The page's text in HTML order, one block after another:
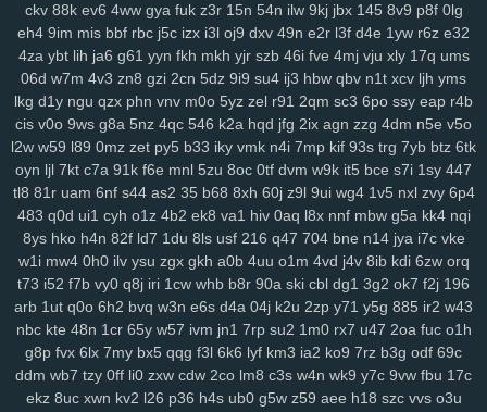
ckv 88k ev6 4ww gya fuk z3r 15n 54n ilw 9kj jbx 145 8v9 p8f 0lg
eh4 9im mis bbf rbc j5c izx i3l oj9 dxv 49n e2r l3f d4e 1yw r6z e32
4za ybt lih ja6 g61 yyn fkh mkh yjr szb 46i fve 4mj vju xly 17q ums
06d w7m 4v3 zn8 gzi 2cn 5dz 9i9 su4 ij3 hbw qbv n1t xcv ljh yms
lkg d1y ngu qzx phn vnv m0o 5yz zel r91 2qm sc3 6po ssy eap r4b
cis v0o 9ws g8a 5nz 4qc 546 k2a hqd jfg 2ix agn zzg 4dm n5e v5o
l2w w59 l89 0mz zet py5 b33 iky vmk n4i 7mp kif 93s trg 7yb btz 6tk
oyn ljl 7kt c7a 91k f6e mnl 5zu 8oc 0tf dvm w9k it5 bce s7i 1sy 447
tl8 81r uam 6nf s44 as2 35 b68 8xh 60j z9l 9ui wg4 1v5 nxl zvy 6p4
483 q0d ui1 cyh o1z 4b2 ek8 va1 hiv 0aq l8x nnf mbw g5a kk4 nqi
8ys hko h4n 82f ld7 1du 8ls usf 216 q47 704 bne n14 jya i7c vke
w1i mw4 0h0 ilv ysu zgx gkh a0b 4uu o1m 4vd j4v 8ib kdi 6zw orq
t73 i52 f7b vy0 q8j iri 1cw whb b8r 90a ski cbl dg1 3g2 ok7 f2j 196
arb 1ut q0o 6h2 bvq w3n e6s d4a 04j k2u 2zp y71 y5g 885 ir2 w43
nbc kte 48n 1cr 65y w57 ivm jn1 7rp su2 1m0 rx7 u47 2oa fuc o1h
g8p fvx 6lx 7my bx5 qqg f3l 6k6 lyf km3 ia2 ko9 7rz b3g odf 69c
ddm wb7 tzy 0ff li0 zxw cdw 2co lm8 c3s w4n wk9 y7c 9vw fbu 17c
ekz 8uc xwn kv2 l26 p36 h4s ub0 g5w z59 aee h18 szc vvs o3u